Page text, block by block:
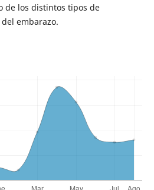
de los distintos tipos de
embarazo.